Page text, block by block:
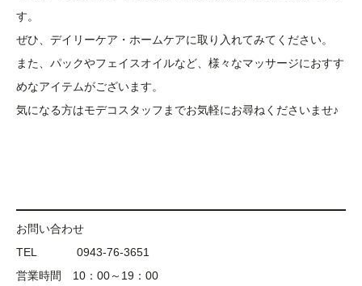
す。
ぜひ、デイリーケア・ホームケアに取り入れてみてください。
また、パックやフェイスオイルなど、様々なマッサージにおすす
めなアイテムがございます。
気になる方はモデコスタッフまでお気軽にお尋ねくださいませ♪
お問い合わせ
TEL 0943-76-3651
営業時間 10：00～19：00